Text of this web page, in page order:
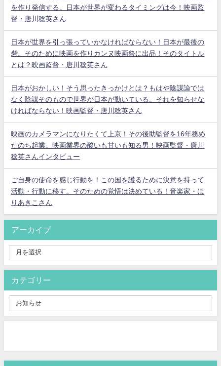
を作り発信する。日本が世界が変わるタイミングは今！映画監
督・唐川稔英さん
日本が世界を引っ張っていかなければならない！日本が最後の
砦。そのために映画を作りカンヌ映画祭に出品！そのタイトル
とは？映画監督・唐川稔英さん
日本がおかしい！そう思ったきっかけとは？もはや陰謀論では
なく陰謀そのもので世界が日本が動いている。それを知らせな
ければならない！映画監督・唐川稔英さん
映画のカメラマンになりたくて上京！その後助監督を16年務め
たのち起業。映画業界の酸いも甘いも知る男！映画監督・唐川
稔英さんインタビュー
ご自身の使命を感じ行動を！この国を護るために決意を持って
活動・行動に移す。そのための覚悟は決めている！音楽家・ほ
りあきこさん
アーカイブ
カテゴリー